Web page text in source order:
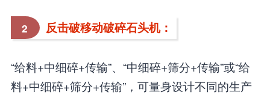
2 反击破移动破碎石头机：
“给料+中细碎+传输”、“中细碎+筛分+传输”或“给
料+中细碎+筛分+传输”，可量身设计不同的生产